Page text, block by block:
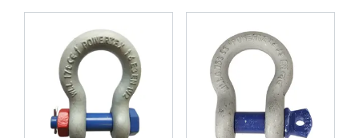
noodzakelijk
Functioneel Niet-geclassificeerd